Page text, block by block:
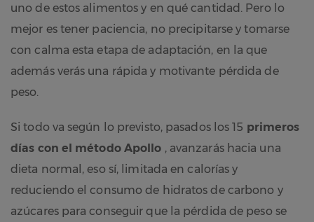
uno de estos alimentos y en qué cantidad. Pero lo
mejor es tener paciencia, no precipitarse y tomarse
con calma esta etapa de adaptación, en la que
además verás una rápida y motivante pérdida de
peso.
Si todo va según lo previsto, pasados los 15 primeros
días con el método Apollo , avanzarás hacia una
dieta normal, eso sí, limitada en calorías y
reduciendo el consumo de hidratos de carbono y
azúcares para conseguir que la pérdida de peso se